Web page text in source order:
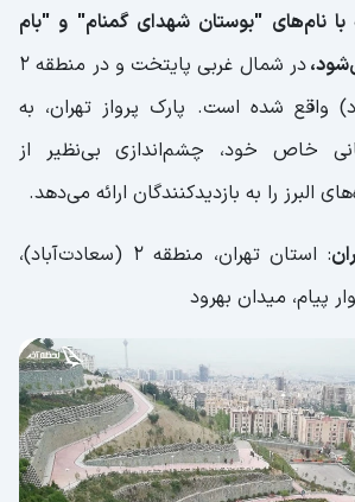
تفریحی که باید امتحان
طبیعت و صرف غذا در پارک پرواز
رستوران‌های پارک پرواز تهران
برای پیک نیک خانوادگی ایده آل
پرواز تهران
با نام‌های "بوستان شهدای گمنام" و "بام
در شمال غربی پایتخت و در منطقه ۲
واقع شده است. پارک پرواز تهران، به
خاص خود، چشم‌اندازی بی‌نظیر از
البرز را به بازدیدکنندگان ارائه می‌دهد.
: استان تهران، منطقه ۲ (سعادت‌آباد)،
پیام، میدان بهرود